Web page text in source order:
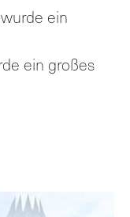
ein
ein großes